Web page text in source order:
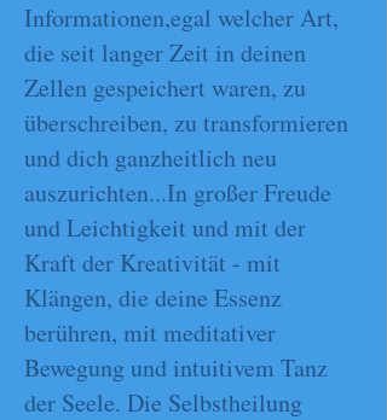
Informationen,egal welcher Art,
die seit langer Zeit in deinen
Zellen gespeichert waren, zu
überschreiben, zu transformieren
und dich ganzheitlich neu
auszurichten...In großer Freude
und Leichtigkeit und mit der
Kraft der Kreativität - mit
Klängen, die deine Essenz
berühren, mit meditativer
Bewegung und intuitivem Tanz
der Seele. Die Selbstheilung